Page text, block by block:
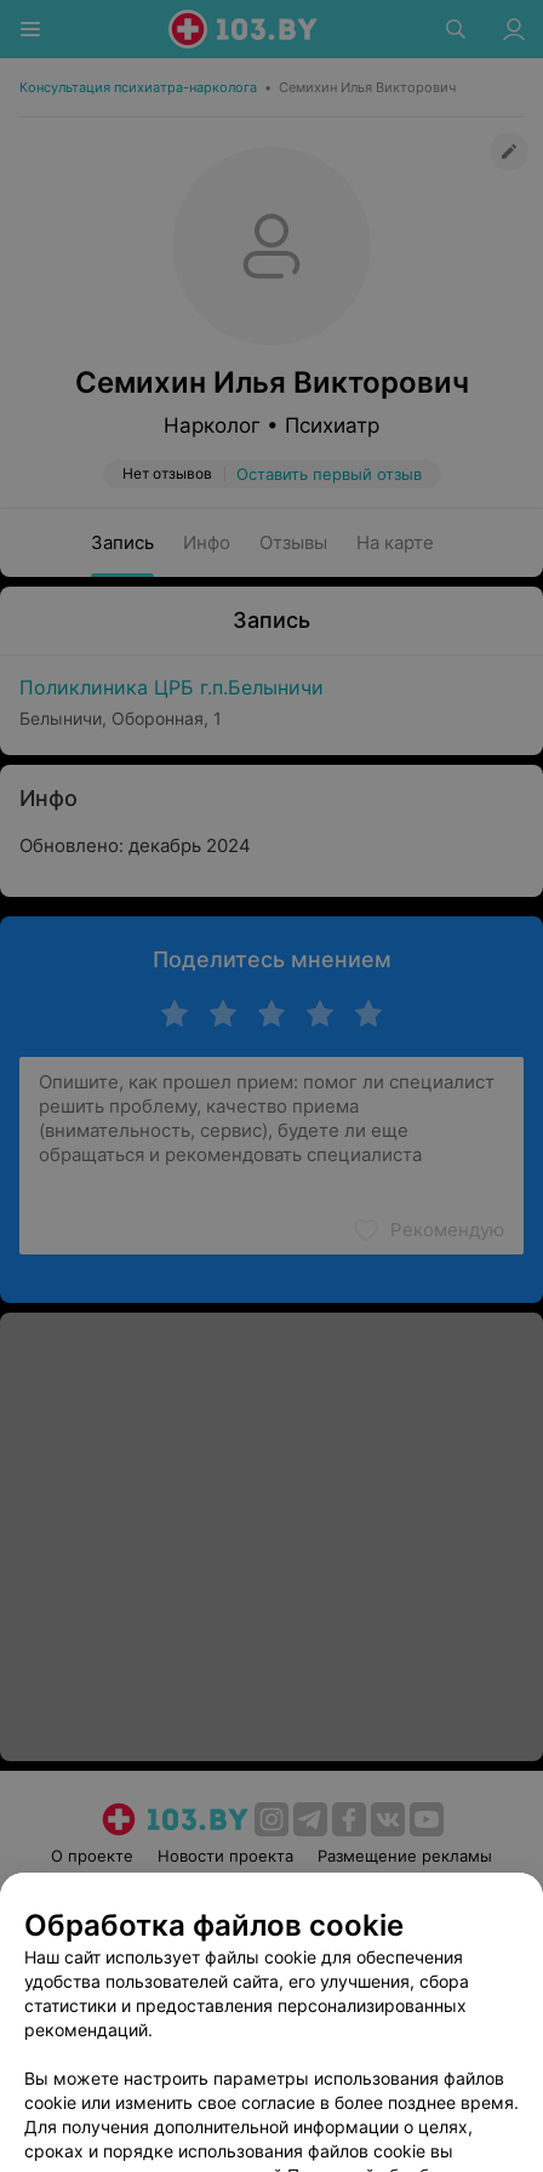
Консультация психиатра-нарколога • Семихин Илья Викторович
Семихин Илья Викторович
Нарколог • Психиатр
Нет отзывов Оставить первый отзыв
Запись Инфо Отзывы На карте
Запись
Поликлиника ЦРБ г.п.Белыничи
Белыничи, Оборонная, 1
Инфо
Обновлено: декабрь 2024
Поделитесь мнением
Рекомендую
О проекте Новости проекта
Размещение рекламы
Пользовательское соглашение
Способы оплаты
Вакансии
Партнеры
Написать руководителю 103.by
Обработка персональных данных
Обработка файлов cookie
Наш сайт использует файлы cookie для обеспечения
удобства пользователей сайта, его улучшения, сбора
статистики и предоставления персонализированных
рекомендаций.
Вы можете настроить параметры использования файлов
cookie или изменить свое согласие в более позднее время.
Для получения дополнительной информации о целях,
сроках и порядке использования файлов cookie вы